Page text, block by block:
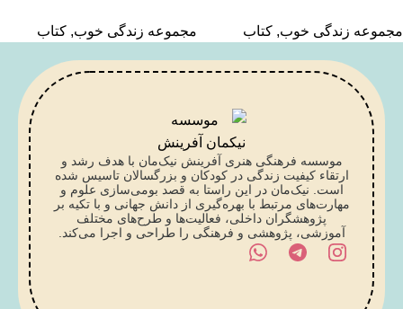
مجموعه زندگی خوب, کتاب
افزودن به سبد خرید
مجموعه زندگی خوب, کتاب
اطلاعات بیشتر
موسسه فرهنگی هنری آفرینش نیک‌مان با هدف رشد و
ارتقاء کیفیت زندگی در کودکان و بزرگسالان تاسیس شده
است. نیک‌مان در این راستا به قصد بومی‌سازی علوم و
مهارت‌های مرتبط با بهره‌گیری از دانش جهانی و با تکیه بر
پژوهشگران داخلی، فعالیت‌ها و طرح‌های مختلف
آموزشی، پژوهشی و فرهنگی را طراحی و اجرا می‌کند.